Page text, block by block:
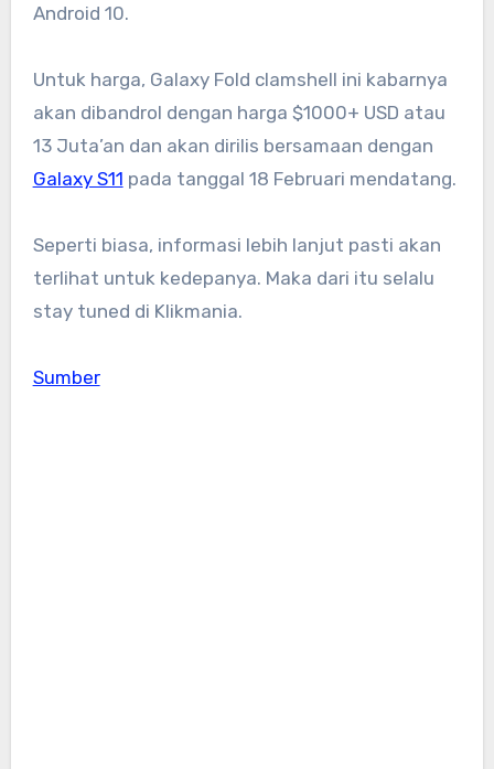
Android 10.
Untuk harga, Galaxy Fold clamshell ini kabarnya
akan dibandrol dengan harga $1000+ USD atau
13 Juta’an dan akan dirilis bersamaan dengan
Galaxy S11 pada tanggal 18 Februari mendatang.
Seperti biasa, informasi lebih lanjut pasti akan
terlihat untuk kedepanya. Maka dari itu selalu
stay tuned di Klikmania.
Sumber